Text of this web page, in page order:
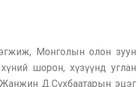
Монголын олон зуун
шорон, хүзүүнд углан
Д.Сүхбаатарын эцэг